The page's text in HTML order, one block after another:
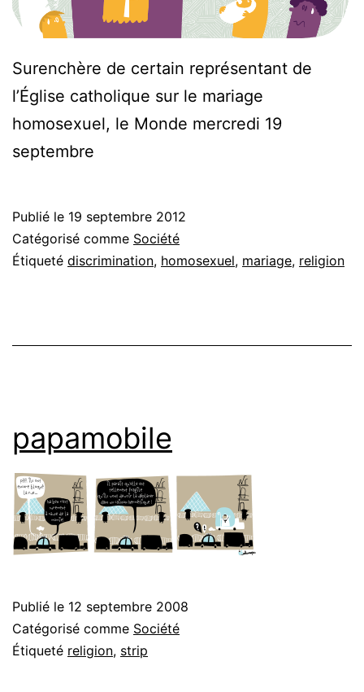
Surenchère de certain représentant de
l’Église catholique sur le mariage
homosexuel, le Monde mercredi 19
septembre
Publié le 19 septembre 2012
Catégorisé comme Société
Étiqueté discrimination, homosexuel, mariage, religion
papamobile
Publié le 12 septembre 2008
Catégorisé comme Société
Étiqueté religion, strip